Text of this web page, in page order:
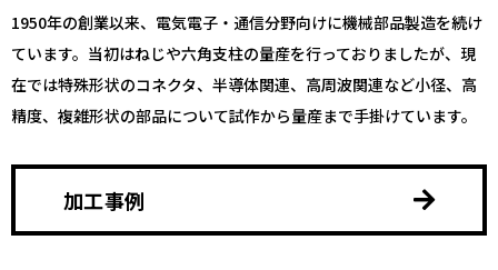
1950年の創業以来、電気電子・通信分野向けに機械部品製造を続け
ています。当初はねじや六角支柱の量産を行っておりましたが、現
在では特殊形状のコネクタ、半導体関連、高周波関連など小径、高
精度、複雑形状の部品について試作から量産まで手掛けています。
加工事例